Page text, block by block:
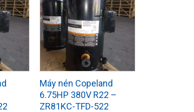
Máy nén Copeland
6.75HP 380V R22 –
ZR81KC-TFD-522